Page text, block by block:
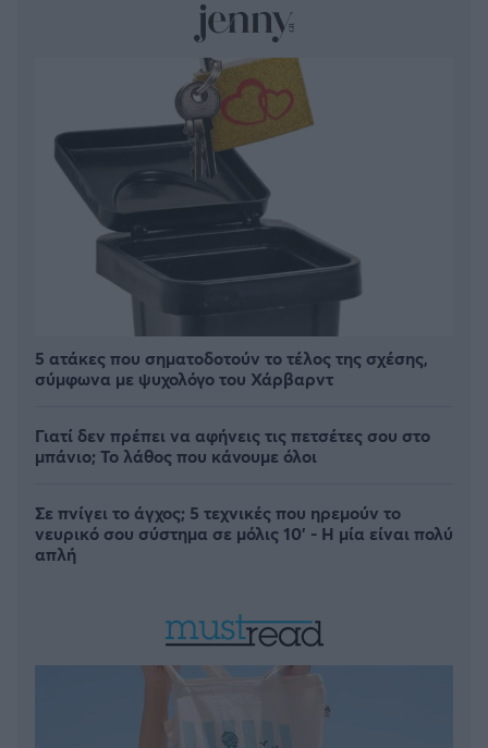
5 ατάκες που σηματοδοτούν το τέλος της σχέσης,
σύμφωνα με ψυχολόγο του Χάρβαρντ
Γιατί δεν πρέπει να αφήνεις τις πετσέτες σου στο
μπάνιο; Το λάθος που κάνουμε όλοι
Σε πνίγει το άγχος; 5 τεχνικές που ηρεμούν το
νευρικό σου σύστημα σε μόλις 10' - Η μία είναι πολύ
απλή